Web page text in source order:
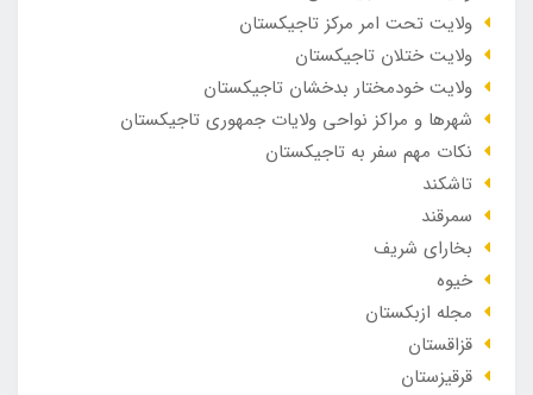
ولایت تحت امر مرکز تاجیکستان
ولایت ختلان تاجیکستان
ولایت خودمختار بدخشان تاجیکستان
شهرها و مراکز نواحی ولایات جمهوری تاجیکستان
نکات مهم سفر به تاجیکستان
تاشکند
سمرقند
بخارای شریف
خیوه
مجله ازبکستان
قزاقستان
قرقیزستان